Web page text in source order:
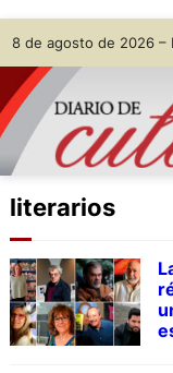
Skip
to
content
8 de agosto de 2026 –
literarios